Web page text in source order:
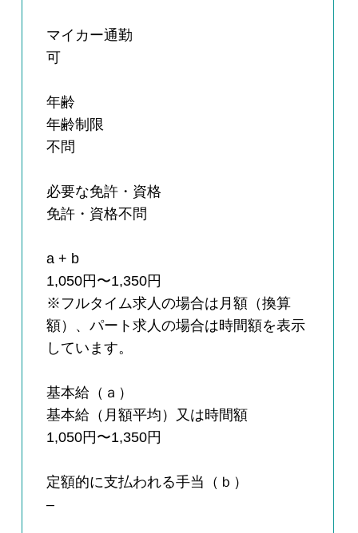
マイカー通勤
可
年齢
年齢制限
不問
必要な免許・資格
免許・資格不問
a + b
1,050円〜1,350円
※フルタイム求人の場合は月額（換算
額）、パート求人の場合は時間額を表示
しています。
基本給（ａ）
基本給（月額平均）又は時間額
1,050円〜1,350円
定額的に支払われる手当（ｂ）
–